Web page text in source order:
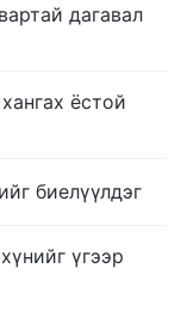
дагавал
ёстой
биелүүлдэг
үгээр